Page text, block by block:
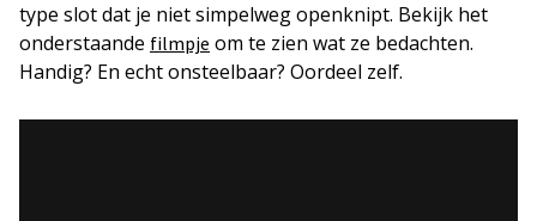
type slot dat je niet simpelweg openknipt. Bekijk het
onderstaande filmpje om te zien wat ze bedachten.
Handig? En echt onsteelbaar? Oordeel zelf.